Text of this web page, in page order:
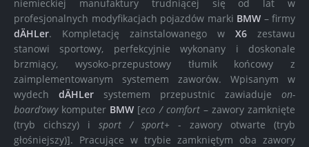
niemieckiej manufaktury trudniącej się od lat w
profesjonalnych modyfikacjach pojazdów marki BMW – firmy
dÄHLer. Kompletację zainstalowanego w X6 zestawu
stanowi sportowy, perfekcyjnie wykonany i doskonale
brzmiący, wysoko-przepustowy tłumik końcowy z
zaimplementowanym systemem zaworów. Wpisanym w
wydech dÄHLer systemem przepustnic zawiaduje on-
board’owykomputer BMW [eco / comfort– zawory zamknięte
(tryb cichszy) i sport / sport+ - zawory otwarte (tryb
głośniejszy)]. Pracujące w trybie zamkniętym oba zawory